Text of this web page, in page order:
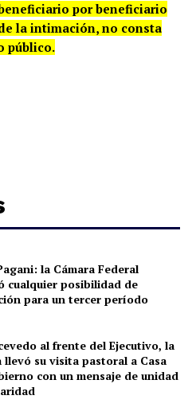
por beneficiario
la intimación, no consta
público.
la Cámara Federal
cualquier posibilidad de
para un tercer período
al frente del Ejecutivo, la
llevó su visita pastoral a Casa
con un mensaje de unidad